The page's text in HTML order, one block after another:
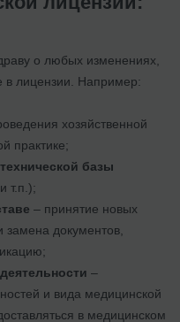
о любых изменениях,
в лицензии. Например:
хозяйственной
практике;
базы
т.п.);
– принятие новых
замена документов,
–
и вида медицинской
в медицинском